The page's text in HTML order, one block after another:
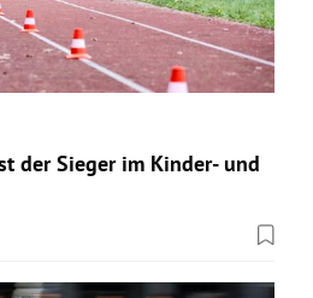
der Sieger im Kinder- und